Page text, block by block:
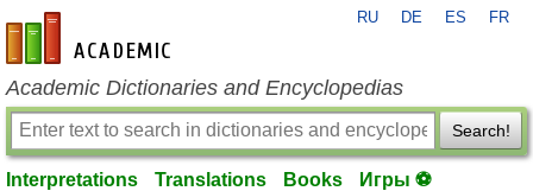
en-academic.com
RU DE ES FR
Academic Dictionaries and Encyclopedias
Search!
Interpretations Translations Books Игры ⚽